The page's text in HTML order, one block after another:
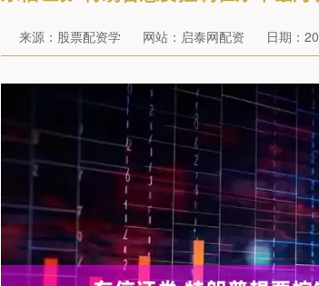
来源：股票配资学 网站：启泰网配资 日期：